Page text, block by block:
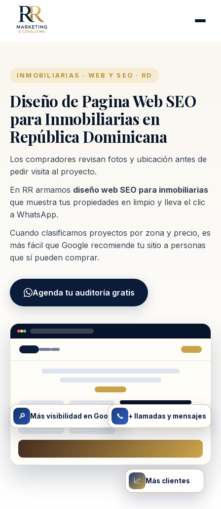
Industrias
Proceso
Contacto
INMOBILIARIAS · WEB Y SEO · RD
Diseño de Pagina Web SEO
para Inmobiliarias en
República Dominicana
Los compradores revisan fotos y ubicación antes de
pedir visita al proyecto.
En RR armamos diseño web SEO para inmobiliarias
que muestra tus propiedades en limpio y lleva el clic
a WhatsApp.
Cuando clasificamos proyectos por zona y precio, es
más fácil que Google recomiende tu sitio a personas
que sí pueden comprar.
Agenda tu auditoría gratis
🔎 Más visibilidad en Google📞 + llamadas y mensajes
📈 Más clientes